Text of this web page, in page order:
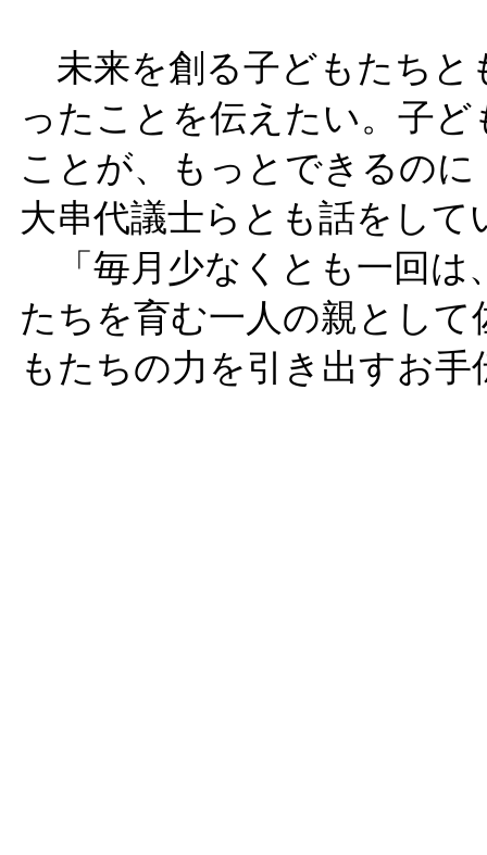
未来を創る子どもたちと
ったことを伝えたい。子
ことが、もっとできるのに
大串代議士らとも話をして
「毎月少なくとも一回は
たちを育む一人の親とし
もたちの力を引き出すお